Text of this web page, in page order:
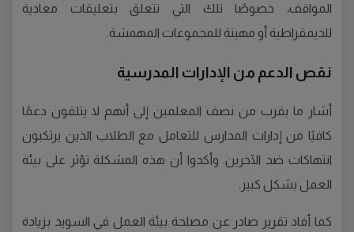
المواقف، خصوصًا تلك التي تتعلق بتعليقات معادية
للديمقراطية أو مهينة للمجموعات المهمشة.
نقص الدعم من الإدارات المدرسية
أشار ما يقرب من نصف المعلمين إلى أنهم لا يتلقون دعمًا
كافيًا من إدارات المدارس للتعامل مع الطلاب الذين يرتكبون
انتهاكات ضد الآخرين. وأكدوا أن هذه المشكلة تؤثر على بيئة
العمل بشكل كبير.
كما أفاد تقرير صادر عن مصلحة بيئة العمل في السويد بزيادة